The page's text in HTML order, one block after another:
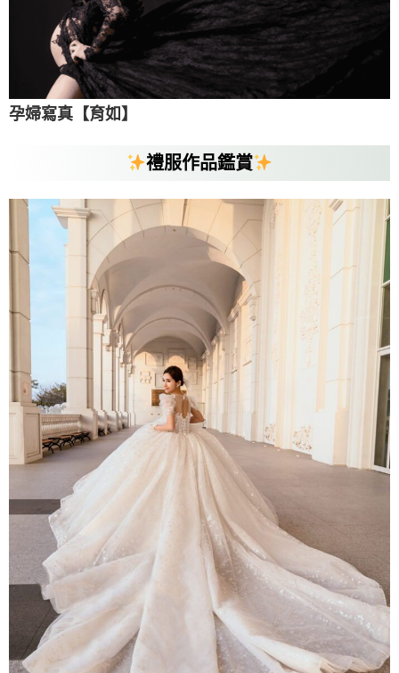
孕婦寫真【育如】
禮服作品鑑賞